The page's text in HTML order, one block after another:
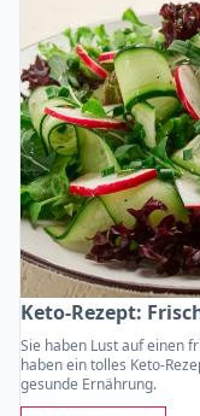
Keto-Rezept:
Sie haben Lust auf einen
haben ein tolles Keto-
gesunde Ernährung.